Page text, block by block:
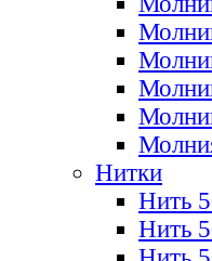
Нитки
Нить
Нить